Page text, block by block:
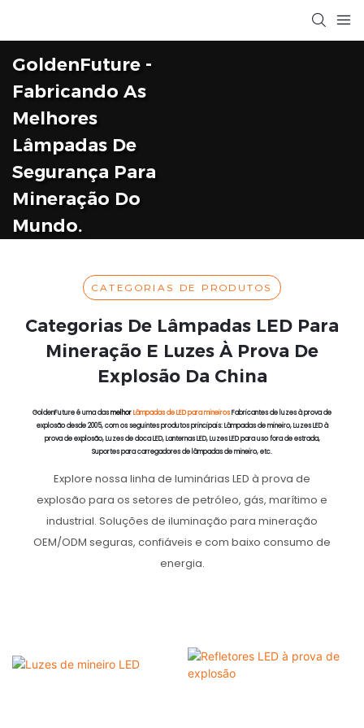
GoldenFuture -
Fabricando As
Melhores
Lâmpadas De
Segurança Para
Mineração Do
Mundo.
CATEGORIAS DE PRODUTOS
Categorias De Lâmpadas LED Para
Mineração E Luzes À Prova De
Explosão Da China
GoldenFuture é uma dasmelhorLâmpadas de LED para mineirosFabricantes de luzes à prova de
explosão desde 2005, com os seguintes produtos principais: Lâmpadas de mineiro, Luzes LED à
prova de explosão, Luzes de doca LED, Lanternas LED, Luzes LED para uso fora de estrada,
Suportes para carregadores de lâmpadas de mineiro, etc.
Explore nossa linha de luminárias LED à prova de
explosão para os setores de petróleo, gás, marítimo e
industrial. Soluções de iluminação para mineração
OEM/ODM seguras, confiáveis ​​e com baixo consumo de
energia.